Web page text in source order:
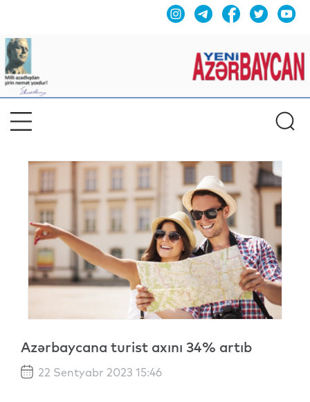
Azərbaycana turist axını 34% artıb
22 Sentyabr 2023 15:46